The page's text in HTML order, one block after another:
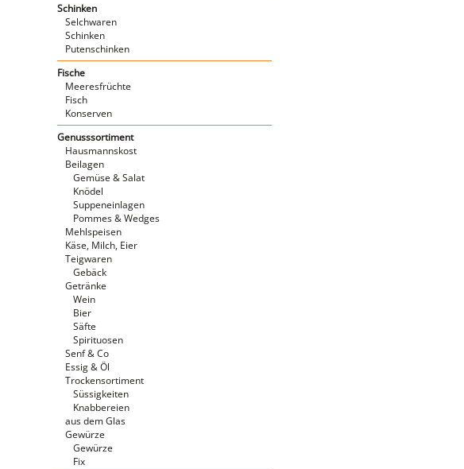
Schinken
Selchwaren
Schinken
Putenschinken
Fische
Meeresfrüchte
Fisch
Konserven
Genusssortiment
Hausmannskost
Beilagen
Gemüse & Salat
Knödel
Suppeneinlagen
Pommes & Wedges
Mehlspeisen
Käse, Milch, Eier
Teigwaren
Gebäck
Getränke
Wein
Bier
Säfte
Spirituosen
Senf & Co
Essig & Öl
Trockensortiment
Süssigkeiten
Knabbereien
aus dem Glas
Gewürze
Gewürze
Fix